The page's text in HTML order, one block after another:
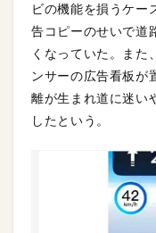
ビの機能を損うケー
告コピーのせいで道
くなっていた。また
ンサーの広告看板が
離が生まれ道に迷い
したという。